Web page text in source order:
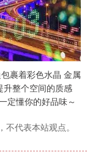
裹着彩色水晶 金属
升整个空间的质感
定懂你的好品味～
代表本站观点。